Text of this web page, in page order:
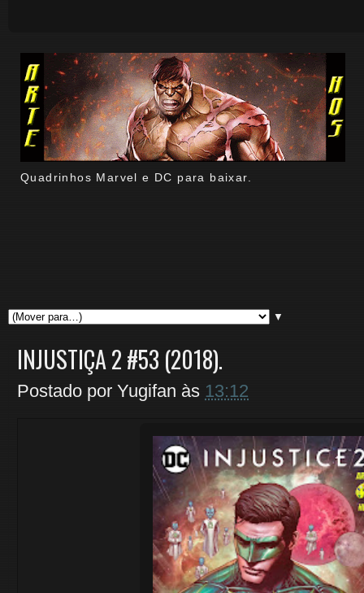
Quadrinhos Marvel e DC para baixar.
▼
INJUSTIÇA 2 #53 (2018).
Postado por Yugifan às 13:12